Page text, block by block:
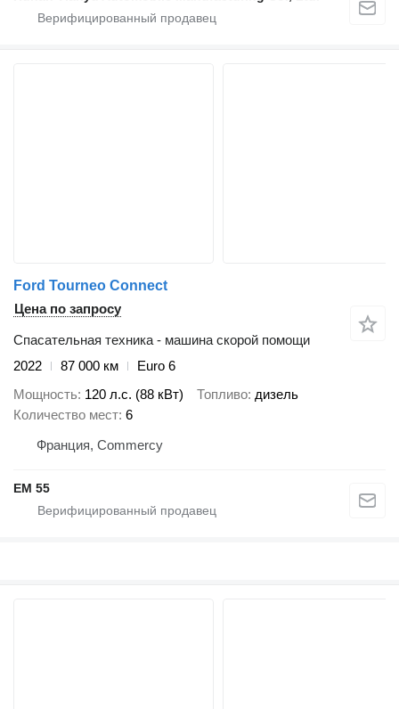
Ford Tourneo Connect
Цена по запросу
Спасательная техника - машина скорой помощи
2022
87 000 км
Euro 6
Мощность 120 л.с. (88 кВт) Топливо дизель
Количество мест 6
Франция, Commercy
EM 55